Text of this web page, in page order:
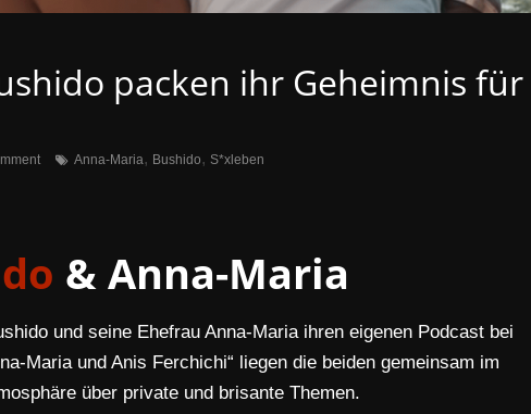
packen ihr Geheimnis für
Anna-Maria, Bushido, S*xleben
& Anna-Maria
und seine Ehefrau Anna-Maria ihren eigenen Podcast bei
Maria und Anis Ferchichi“ liegen die beiden gemeinsam im
über private und brisante Themen.